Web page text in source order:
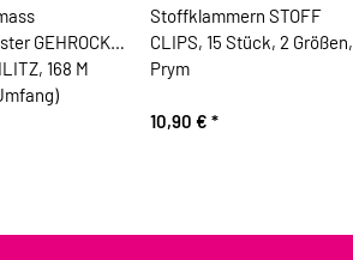
GEHROCK
168 M
Stoffklammern STOFF
CLIPS, 15 Stück, 2 Größen,
Prym
10,90 € *